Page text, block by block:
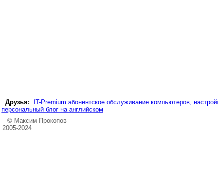
Друзья:
IT-Premium абонентское обслуживание компьютеров,
персональный блог на английском
© Максим Прокопов
2005-2024